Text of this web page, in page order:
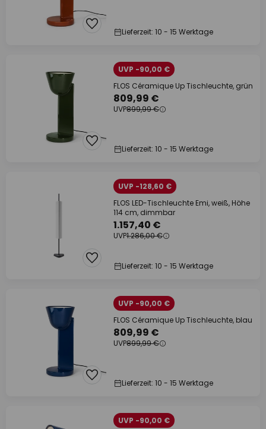
Lieferzeit: 10 - 15 Werktage
UVP -90,00 €
FLOS Céramique Up Tischleuchte, grün
809,99 €
UVP899,99 €
Lieferzeit: 10 - 15 Werktage
UVP -128,60 €
FLOS LED-Tischleuchte Emi, weiß, Höhe
114 cm, dimmbar
1.157,40 €
UVP1.286,00 €
Lieferzeit: 10 - 15 Werktage
UVP -90,00 €
FLOS Céramique Up Tischleuchte, blau
809,99 €
UVP899,99 €
Lieferzeit: 10 - 15 Werktage
UVP -90,00 €